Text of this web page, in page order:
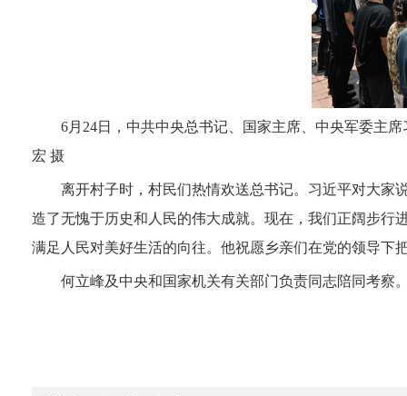
6月24日，中共中央总书记、国家主席、中央军委主
宏 摄
离开村子时，村民们热情欢送总书记。习近平对大家
造了无愧于历史和人民的伟大成就。现在，我们正阔步行
满足人民对美好生活的向往。他祝愿乡亲们在党的领导下
何立峰及中央和国家机关有关部门负责同志陪同考察